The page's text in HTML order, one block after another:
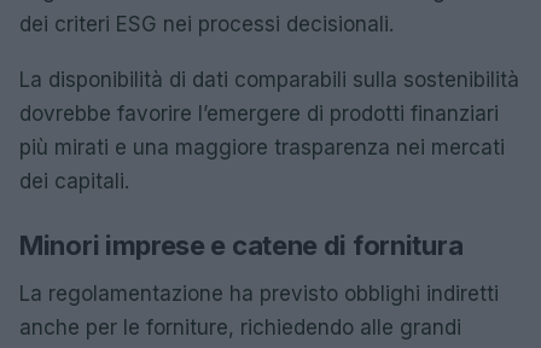
dei criteri ESG nei processi decisionali.
La disponibilità di dati comparabili sulla sostenibilità
dovrebbe favorire l’emergere di prodotti finanziari
più mirati e una maggiore trasparenza nei mercati
dei capitali.
Minori imprese e catene di fornitura
La regolamentazione ha previsto obblighi indiretti
anche per le forniture, richiedendo alle grandi